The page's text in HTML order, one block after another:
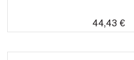
44,43 €